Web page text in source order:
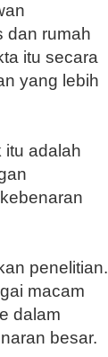
dan rumah
itu secara
yang lebih
itu adalah
penelitian.
macam
dalam
besar.